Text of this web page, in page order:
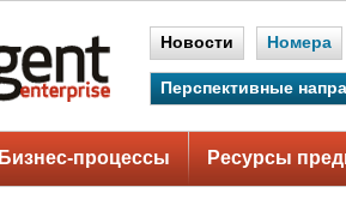
Новости Номера
Перспективные
Бизнес-процессы Ресурсы